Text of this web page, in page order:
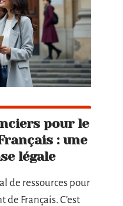
pour le
: une
légale
de ressources pour
Français. C’est